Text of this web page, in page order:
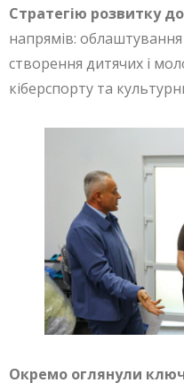
Стратегію розвитку
напрямів:
створення дитячих і
кіберспорту та
Окремо оглянули